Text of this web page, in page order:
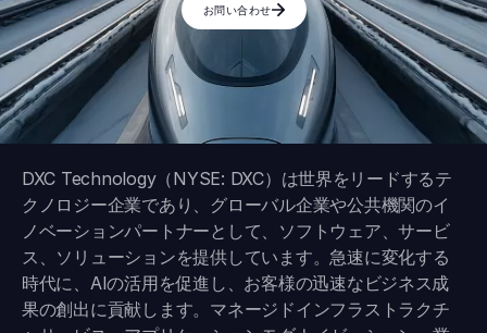
お問い合わせ
DXC Technology（NYSE: DXC）は世界をリードするテ
クノロジー企業であり、グローバル企業や公共機関のイ
ノベーションパートナーとして、ソフトウェア、サービ
ス、ソリューションを提供しています。急速に変化する
時代に、AIの活用を促進し、お客様の迅速なビジネス成
果の創出に貢献します。マネージドインフラストラクチ